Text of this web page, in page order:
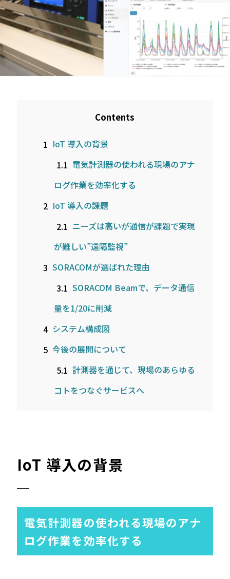
Contents
1 IoT 導入の背景
1.1 電気計測器の使われる現場のアナ
ログ作業を効率化する
2 IoT 導入の課題
2.1 ニーズは高いが通信が課題で実現
が難しい”遠隔監視”
3 SORACOMが選ばれた理由
3.1 SORACOM Beamで、データ通信
量を1/20に削減
4 システム構成図
5 今後の展開について
5.1 計測器を通じて、現場のあらゆる
コトをつなぐサービスへ
IoT 導入の背景
電気計測器の使われる現場のアナ
ログ作業を効率化する